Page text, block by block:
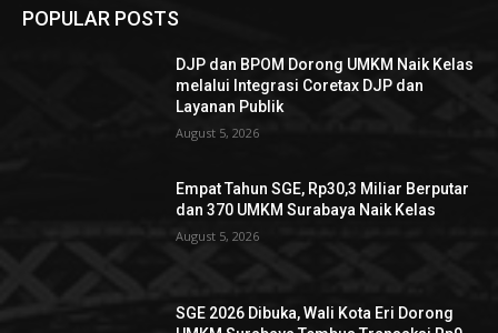
POPULAR POSTS
DJP dan BPOM Dorong UMKM Naik Kelas
melalui Integrasi Coretax DJP dan
Layanan Publik
August 5, 2026
Empat Tahun SGE, Rp30,3 Miliar Berputar
dan 370 UMKM Surabaya Naik Kelas
August 5, 2026
SGE 2026 Dibuka, Wali Kota Eri Dorong